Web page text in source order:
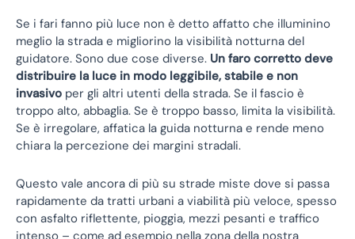
Se i fari fanno più luce non è detto affatto che illuminino
meglio la strada e migliorino la visibilità notturna del
guidatore. Sono due cose diverse. Un faro corretto deve
distribuire la luce in modo leggibile, stabile e non
invasivo per gli altri utenti della strada. Se il fascio è
troppo alto, abbaglia. Se è troppo basso, limita la visibilità.
Se è irregolare, affatica la guida notturna e rende meno
chiara la percezione dei margini stradali.
Questo vale ancora di più su strade miste dove si passa
rapidamente da tratti urbani a viabilità più veloce, spesso
con asfalto riflettente, pioggia, mezzi pesanti e traffico
intenso – come ad esempio nella zona della nostra